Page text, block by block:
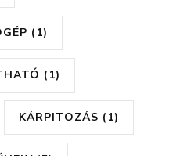
(1)
(1)
KÁRPITOZÁS (1)